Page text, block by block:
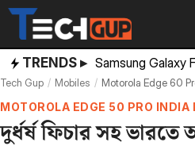
Skip
content
TRENDS ▸ Samsung Galaxy
Tech Gup Mobiles Motorola Edge 60 Pro
MOTOROLA EDGE 50 PRO INDIA
দুর্ধর্ষ ফিচার সহ